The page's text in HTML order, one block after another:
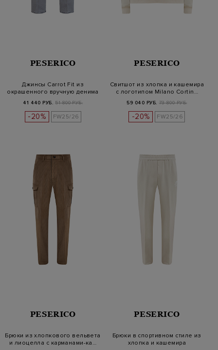
PESERICO
Джинсы Carrot Fit из
окрашенного вручную денима
41 440 РУБ. 51 800 РУБ.
-20% FW25/26
PESERICO
Свитшот из хлопка и кашемира
с логотипом Milano Cortin…
59 040 РУБ. 73 800 РУБ.
-20% FW25/26
PESERICO
Брюки из хлопкового вельвета
и лиоцелла с карманами-ка…
PESERICO
Брюки в спортивном стиле из
хлопка и кашемира